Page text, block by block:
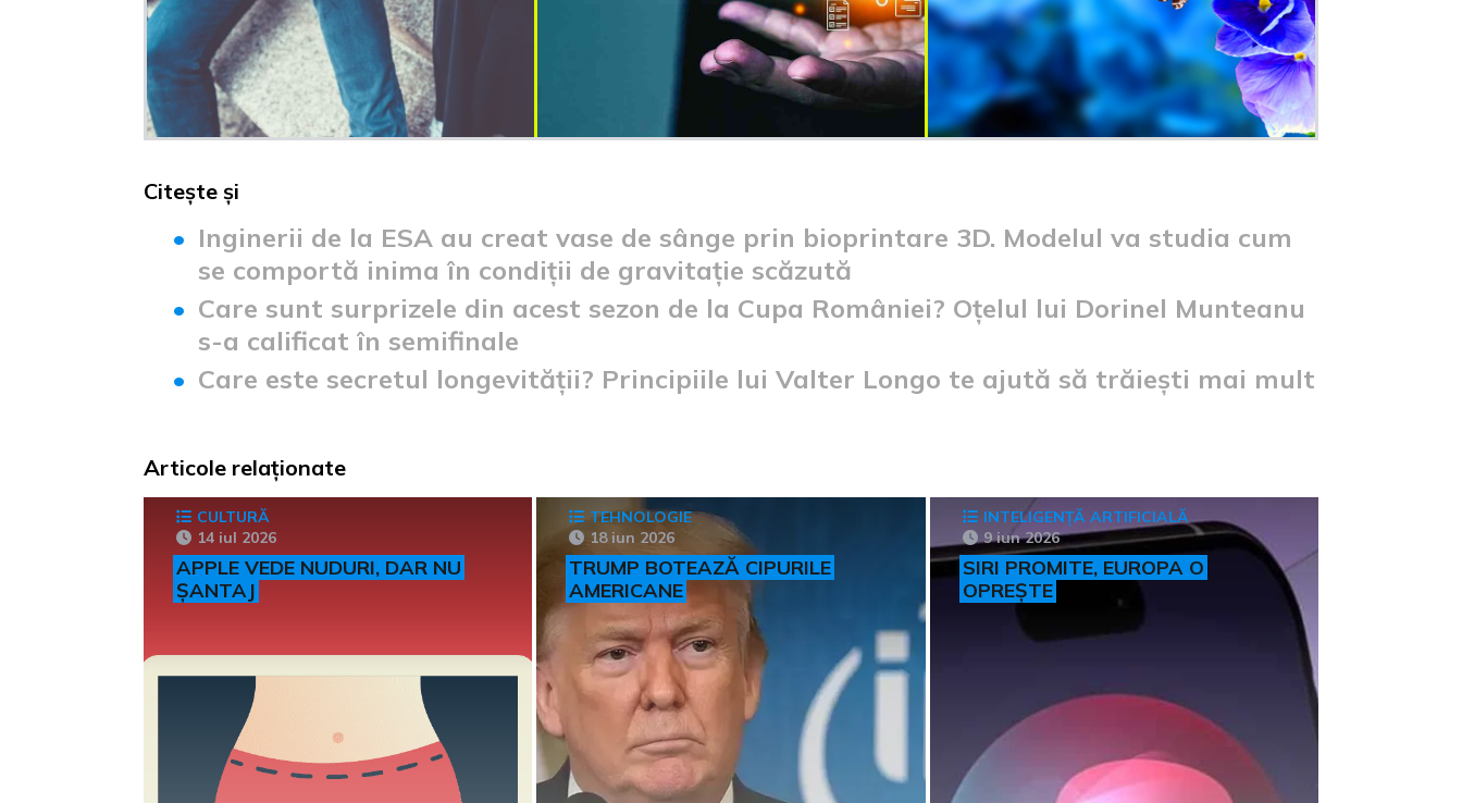
Citește și
Inginerii de la ESA au creat vase de sânge prin bioprintare 3D. Modelul va studia cum
se comportă inima în condiții de gravitație scăzută
Care sunt surprizele din acest sezon de la Cupa României? Oțelul lui Dorinel Munteanu
s-a calificat în semifinale
Care este secretul longevității? Principiile lui Valter Longo te ajută să trăiești mai mult
Articole relaționate
CULTURĂ
14 iul 2026
APPLE VEDE NUDURI, DAR NU
ȘANTAJ
TEHNOLOGIE
18 iun 2026
TRUMP BOTEAZĂ CIPURILE
AMERICANE
INTELIGENȚĂ ARTIFICIALĂ
9 iun 2026
SIRI PROMITE, EUROPA O
OPREȘTE